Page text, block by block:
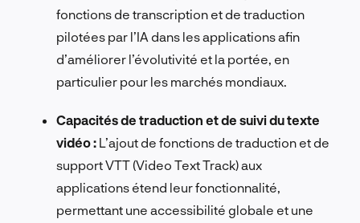
fonctions de transcription et de traduction
pilotées par l’IA dans les applications afin
d’améliorer l’évolutivité et la portée, en
particulier pour les marchés mondiaux.
Capacités de traduction et de suivi du texte
vidéo : L’ajout de fonctions de traduction et de
support VTT (Video Text Track) aux
applications étend leur fonctionnalité,
permettant une accessibilité globale et une